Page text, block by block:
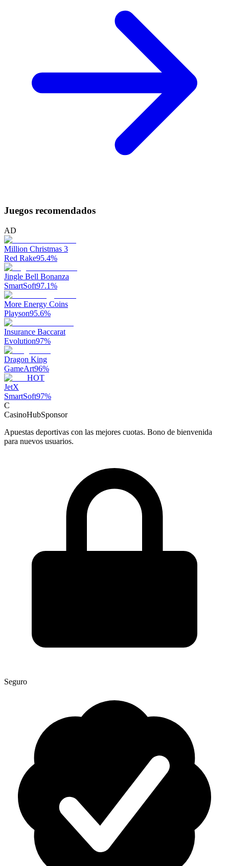
Juegos recomendados
AD
Million Christmas 3
Red Rake95.4%
Jingle Bell Bonanza
SmartSoft97.1%
More Energy Coins
Playson95.6%
Insurance Baccarat
Evolution97%
Dragon King
GameArt96%
HOT
JetX
SmartSoft97%
C
CasinoHubSponsor
Apuestas deportivas con las mejores cuotas. Bono de bienvenida
para nuevos usuarios.
Seguro